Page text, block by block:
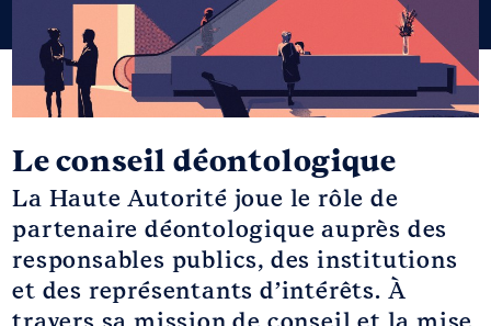
Le conseil déontologique
La Haute Autorité joue le rôle de
partenaire déontologique auprès des
responsables publics, des institutions
et des représentants d’intérêts. À